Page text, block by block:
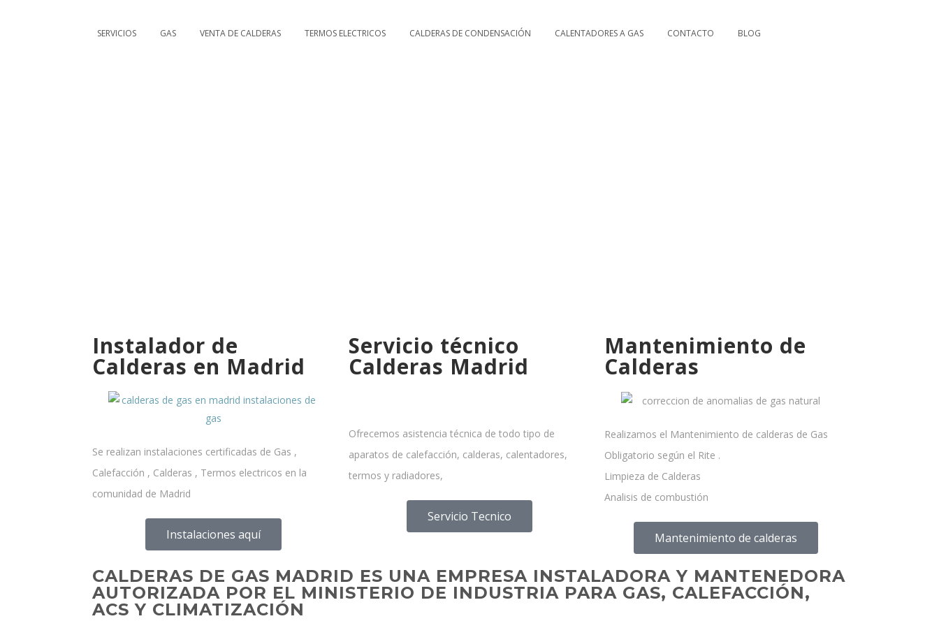
SERVICIOS GAS VENTA DE CALDERAS TERMOS ELECTRICOS CALDERAS DE CONDENSACIÓN CALENTADORES A GAS CONTACTO BLOG
Instalador de
Calderas en Madrid
Se realizan instalaciones certificadas de Gas ,
Calefacción , Calderas , Termos electricos en la
comunidad de Madrid
Instalaciones aquí
Servicio técnico
Calderas Madrid
Ofrecemos asistencia técnica de todo tipo de
aparatos de calefacción, calderas, calentadores,
termos y radiadores,
Servicio Tecnico
Mantenimiento de
Calderas
Realizamos el Mantenimiento de calderas de Gas
Obligatorio según el Rite .
Limpieza de Calderas
Analisis de combustión
Mantenimiento de calderas
CALDERAS DE GAS MADRID ES UNA EMPRESA INSTALADORA Y MANTENEDORA
AUTORIZADA POR EL MINISTERIO DE INDUSTRIA PARA GAS, CALEFACCIÓN,
ACS Y CLIMATIZACIÓN